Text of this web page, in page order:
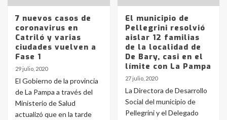
7 nuevos casos de
coronavirus en
Catriló y varias
ciudades vuelven a
Fase 1
29 julio, 2020
El Gobierno de la provincia
de La Pampa a través del
Ministerio de Salud
actualizó que en la tarde
El municipio de
Pellegrini resolvió
aislar 12 familias
de la localidad de
De Bary, casi en el
límite con La Pampa
27 julio, 2020
La Directora de Desarrollo
Social del municipio de
Pellegrini y el Delegado